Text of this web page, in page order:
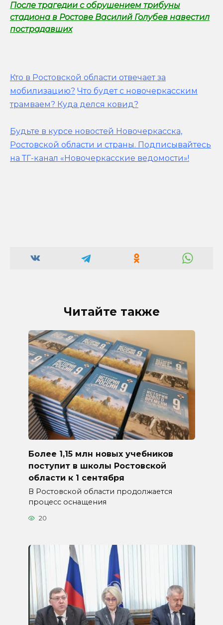
После трагедии с обрушением трибуны
стадиона в Ростове Василий Голубев навестил
пострадавших
Кто в Ростовской области отвечает за
мобилизацию? Что будет с новочеркасским
трамваем? Куда делся ковид?
Будьте в курсе новостей Новочеркасска,
Ростовской области и страны. Подписывайтесь
на ТГ-канал «Новочеркасские ведомости»!
Читайте также
Более 1,15 млн новых учебников
поступит в школы Ростовской
области к 1 сентября
В Ростовской области продолжается
процесс оснащения
20